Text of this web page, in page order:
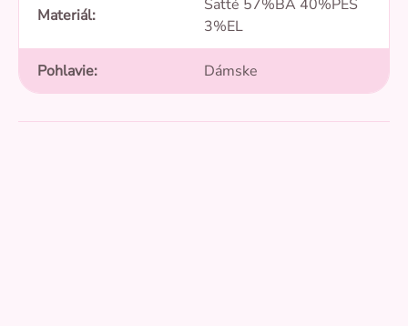
Materiál:
Satté 57%BA 40%PES
3%EL
Pohlavie: Dámske